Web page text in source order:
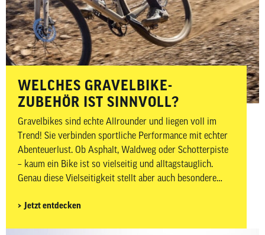
WELCHES GRAVELBIKE-
ZUBEHÖR IST SINNVOLL?
Gravelbikes sind echte Allrounder und liegen voll im
Trend! Sie verbinden sportliche Performance mit echter
Abenteuerlust. Ob Asphalt, Waldweg oder Schotterpiste
– kaum ein Bike ist so vielseitig und alltagstauglich.
Genau diese Vielseitigkeit stellt aber auch besondere
Untergründen, bei längeren Distanzen und abseits
Jetzt entdecken